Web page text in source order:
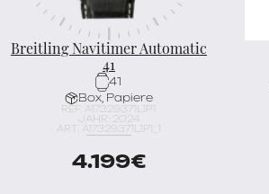
Breitling Navitimer Automatic
41
41
Box, Papiere
REF. A17329371L1P1
JAHR: 2024
ART. A17329371L1P1_1
4.199€